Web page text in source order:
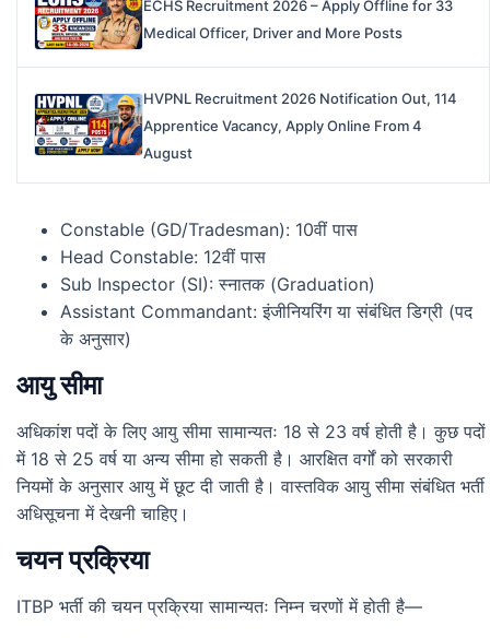
ECHS Recruitment 2026 – Apply Offline for 33
Medical Officer, Driver and More Posts
HVPNL Recruitment 2026 Notification Out, 114
Apprentice Vacancy, Apply Online From 4
August
Constable (GD/Tradesman): 10वीं पास
Head Constable: 12वीं पास
Sub Inspector (SI): स्नातक (Graduation)
Assistant Commandant: इंजीनियरिंग या संबंधित डिग्री (पद
के अनुसार)
आयु सीमा
अधिकांश पदों के लिए आयु सीमा सामान्यतः 18 से 23 वर्ष होती है। कुछ पदों
में 18 से 25 वर्ष या अन्य सीमा हो सकती है। आरक्षित वर्गों को सरकारी
नियमों के अनुसार आयु में छूट दी जाती है। वास्तविक आयु सीमा संबंधित भर्ती
अधिसूचना में देखनी चाहिए।
चयन प्रक्रिया
ITBP भर्ती की चयन प्रक्रिया सामान्यतः निम्न चरणों में होती है—